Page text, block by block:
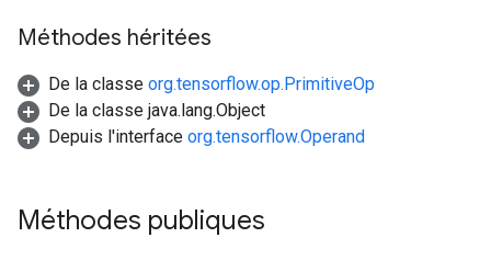
Méthodes héritées
De la classe org.tensorflow.op.PrimitiveOp
De la classe java.lang.Object
Depuis l'interface org.tensorflow.Operand
Méthodes publiques